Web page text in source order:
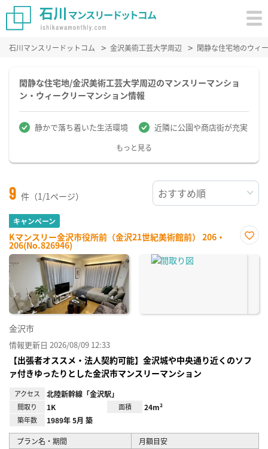
石川マンスリードットコム 金沢美術工芸大学周辺 閑静な住宅地のウィ
閑静な住宅地/金沢美術工芸大学周辺のマンスリーマンショ
ン・ウィークリーマンション情報
静かで落ち着いた生活環境 近隣に公園や商店街が充実
もっと見る
9 件（1/1ページ）
キャンペーン
Kマンスリー金沢市役所前（金沢21世紀美術館前） 206・
206(No.826946)
に入
金沢市
情報更新日 2026/08/09 12:33
【出張者オススメ・法人契約可能】金沢城や中央通り近くのソフ
ァ付きゆったりとした金沢市マンスリーマンション
アクセス 北陸新幹線「金沢駅」
間取り 1K 面積 24m²
築年数 1989年 5月 築
プラン名・期間 月額目安